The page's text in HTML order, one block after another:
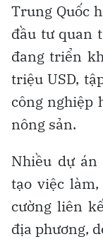
Trung Quốc
đầu tư quan
đang triển
triệu USD,
công nghiệp
nông sản.
Nhiều dự án
tạo việc
cường liên
địa phương,